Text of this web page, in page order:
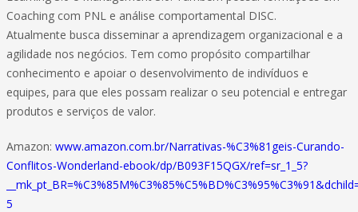
Coaching com PNL e análise comportamental DISC.
Atualmente busca disseminar a aprendizagem organizacional e a
agilidade nos negócios. Tem como propósito compartilhar
conhecimento e apoiar o desenvolvimento de indivíduos e
equipes, para que eles possam realizar o seu potencial e entregar
produtos e serviços de valor.
Amazon: www.amazon.com.br/Narrativas-%C3%81geis-Curando-
Conflitos-Wonderland-ebook/dp/B093F15QGX/ref=sr_1_5?
5